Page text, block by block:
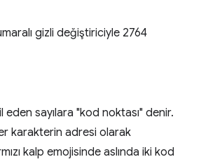
gizli değiştiriciyle 2764
sayılara "kod noktası" denir.
karakterin adresi olarak
kalp emojisinde aslında iki kod